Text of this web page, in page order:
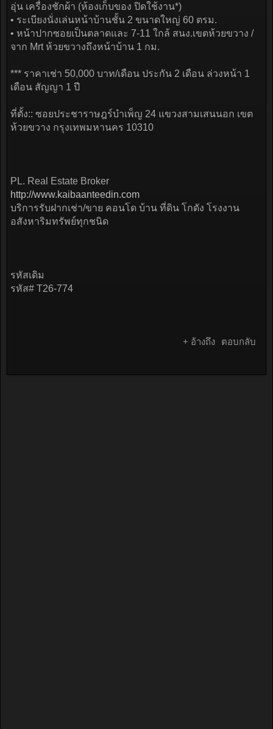
อุ่น เครื่องชักผ้า (ห้องเก็บของ ปิดใช้งาน*)
• ระเบียงนั่งเล่นหน้าบ้านชั้น 2 ขนาดใหญ่ 60 ตรม.
• หน้าปากซอยเป็นตลาดและ 7-11 ใกล้ สนง.เขตห้วยขวาง /
จาก Mrt ห้วยขวางถึงหน้าบ้าน 1 กม.
*** ราคาเช่า 50,000 บาท/เดือน ประกัน 2 เดือน ล่วงหน้า 1
เดือน สัญญา 1 ปี
ที่ตั้ง:: ซอยประชาราษฎร์บำเพ็ญ 24 แขวงสามเสนนอก เขต
ห้วยขวาง กรุงเทพมหานคร 10310
PL. Real Estate Broker
http://www.kaibaanteedin.com
บริการรับฝากเช่า/ขาย คอนโด บ้าน ที่ดิน โกดัง โรงงาน
อสังหาริมทรัพย์ทุกชนิด
รหัสเดิม
รหัส# T26-774
+ อ้างถึง ตอบกลับ